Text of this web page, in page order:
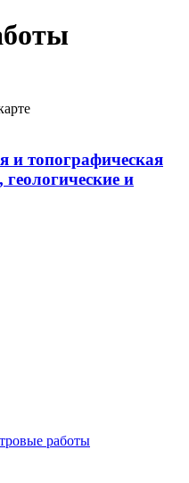
и топографическая
и
работы